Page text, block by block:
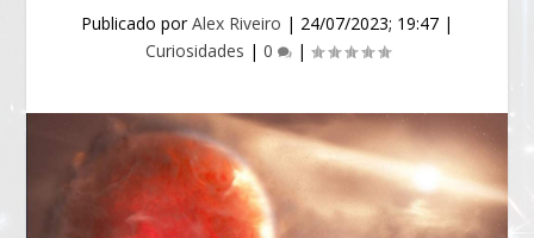
Publicado porAlex Riveiro | 24/07/2023; 19:47 |
Curiosidades | 0 |